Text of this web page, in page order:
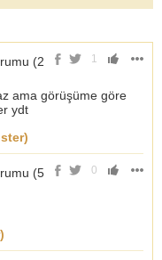
1
(2
ama görüşüme göre
ydt
0
(5